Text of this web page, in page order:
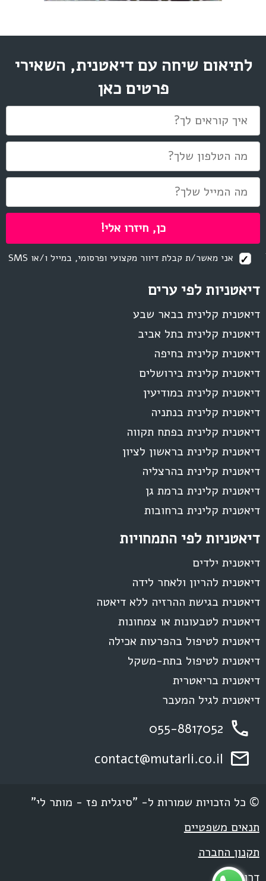
דיאטניות לפי ערים
דיאטנית קלינית בבאר שבע
דיאטנית קלינית בתל אביב
דיאטנית קלינית בחיפה
דיאטנית קלינית בירושלים
דיאטנית קלינית במודיעין
דיאטנית קלינית בנתניה
דיאטנית קלינית בפתח תקווה
דיאטנית קלינית בראשון לציון
דיאטנית קלינית בהרצליה
דיאטנית קלינית ברמת גן
דיאטנית קלינית ברחובות
דיאטניות לפי התמחויות
דיאטנית ילדים
דיאטנית להריון ולאחר לידה
דיאטנית בגישת ההרזיה ללא דיאטה
דיאטנית לטבעונות או צמחונות
דיאטנית לטיפול בהפרעות אכילה
דיאטנית לטיפול בתת-משקל
דיאטנית בריאטרית
דיאטנית לגיל המעבר
לתיאום שיחה עם דיאטנית, השאירי
פרטים כאן
אני מאשר/ת קבלת דיוור מקצועי ופרסומי, במייל ו/או SMS
055-8817052
contact@mutarli.co.il
© כל הזכויות שמורות ל- "סיגלית פז - מותר לי"
תנאים משפטיים
תקנון החברה
דרושים